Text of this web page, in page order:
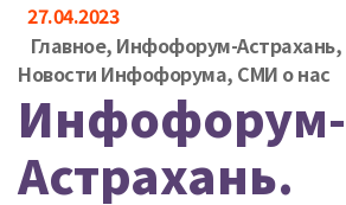
27.04.2023
Главное, Инфофорум-Астрахань,
Новости Инфофорума, СМИ о нас
Инфофорум-
Астрахань.